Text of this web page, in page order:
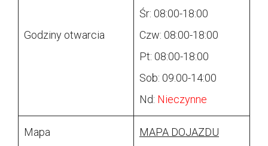
Godziny otwarcia
Śr: 08:00-18:00
Czw: 08:00-18:00
Pt: 08:00-18:00
Sob: 09:00-14:00
Nd: Nieczynne
Mapa MAPA DOJAZDU